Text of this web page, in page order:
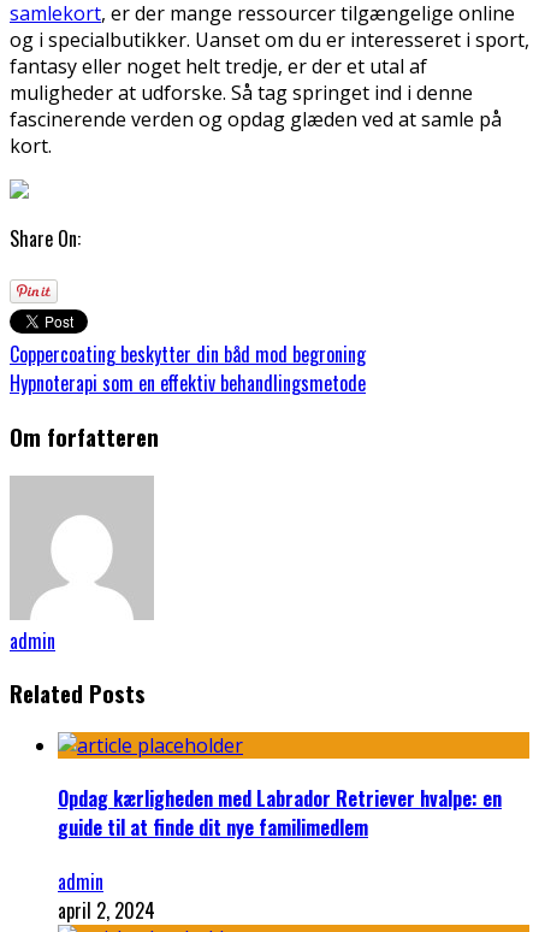
samlekort, er der mange ressourcer tilgængelige online
og i specialbutikker. Uanset om du er interesseret i sport,
fantasy eller noget helt tredje, er der et utal af
muligheder at udforske. Så tag springet ind i denne
fascinerende verden og opdag glæden ved at samle på
kort.
Share On:
Coppercoating beskytter din båd mod begroning
Hypnoterapi som en effektiv behandlingsmetode
Om forfatteren
admin
Related Posts
Opdag kærligheden med Labrador Retriever hvalpe: en
guide til at finde dit nye familimedlem
admin
april 2, 2024